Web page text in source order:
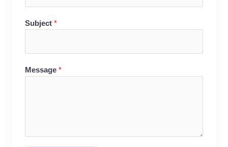
Subject *
Message *